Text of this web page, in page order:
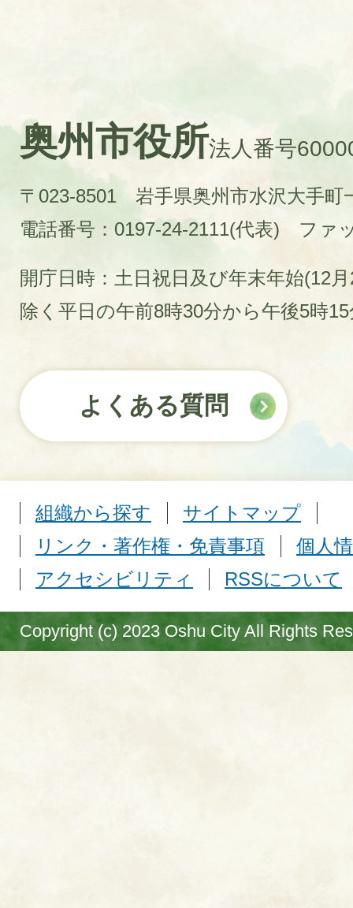
奥州市役所法人番号
〒023-8501 岩手県奥州市水沢大手町
電話番号：0197-24-2111(代表)
ファ
開庁日時：土日祝日及び年末年始(12
除く平日の午前8時30分から午後5時
よくある質問
組織から探す
サイトマップ
リンク・著作権・免責事項
個人
アクセシビリティ
RSSについて
Copyright (c) 2023 Oshu City All Rights